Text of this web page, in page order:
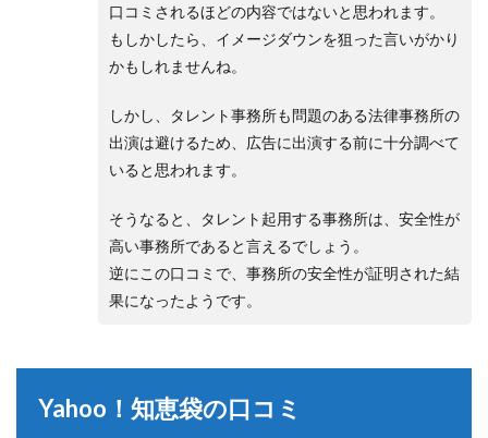
口コミされるほどの内容ではないと思われます。
もしかしたら、イメージダウンを狙った言いがかり
かもしれませんね。
しかし、タレント事務所も問題のある法律事務所の
出演は避けるため、広告に出演する前に十分調べて
いると思われます。
そうなると、タレント起用する事務所は、安全性が
高い事務所であると言えるでしょう。
逆にこの口コミで、事務所の安全性が証明された結
果になったようです。
Yahoo！知恵袋の口コミ